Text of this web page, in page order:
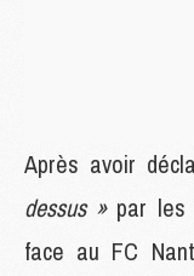
Après avoir
dessus » par les
face au FC